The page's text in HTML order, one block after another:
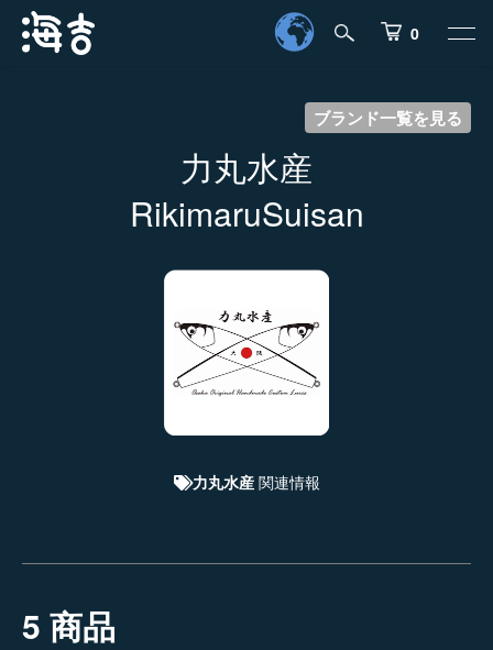
0
ブランド一覧を見る
力丸水産
RikimaruSuisan
力丸水産関連情報
5 商品